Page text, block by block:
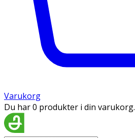
Varukorg
Du har 0 produkter i din varukorg.